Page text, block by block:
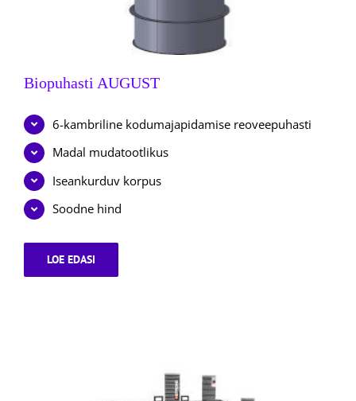
Biopuhasti AUGUST
6-kambriline kodumajapidamise reoveepuhasti
Madal mudatootlikus
Iseankurduv korpus
Soodne hind
LOE EDASIBIOPUHASTI
AUGUST